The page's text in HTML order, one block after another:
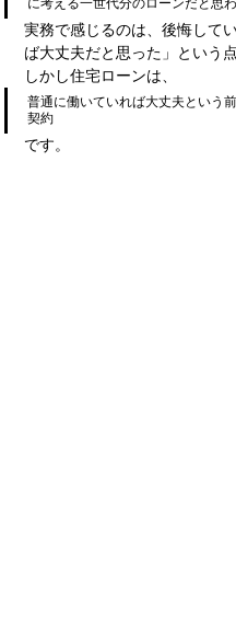
実務で感じるのは、後悔して
ば大丈夫だと思った」という点
しかし住宅ローンは、
普通に働いていれば大丈夫という
契約
です。